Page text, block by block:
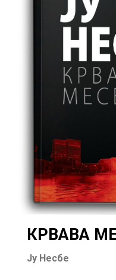
КРВАВА
Ју Несбе